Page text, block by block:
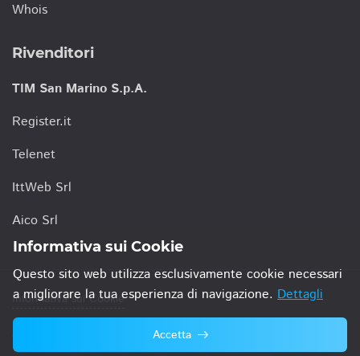
Whois
Rivenditori
TIM San Marino S.p.A.
Register.it
Telenet
IttWeb Srl
Aico Srl
Informativa sui Cookie
© 2021 TIM San Marino S.p.A.
Informativa sui Cookie
Questo sito web utilizza esclusivamente cookie necessari
a migliorare la tua esperienza di navigazione. Dettagli
Accetta